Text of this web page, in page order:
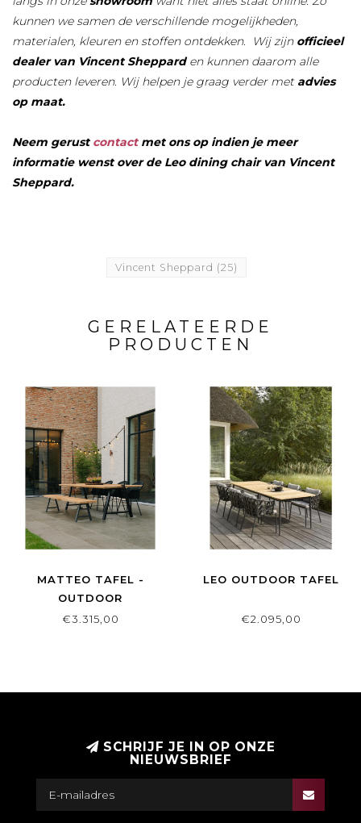
kunnen we samen de verschillende mogelijkheden,
materialen, kleuren en stoffen ontdekken. Wij zijn officieel
dealer van Vincent Sheppard en kunnen daarom alle
producten leveren. Wij helpen je graag verder met advies
op maat.
Neem gerust contactmet ons op indien je meer
informatie wenst over de Leo dining chair van Vincent
Sheppard.
Vincent Sheppard (25)
GERELATEERDE
PRODUCTEN
MATTEO TAFEL -
OUTDOOR
€3.315,00
LEO OUTDOOR TAFEL
€2.095,00
SCHRIJF JE IN OP ONZE
NIEUWSBRIEF